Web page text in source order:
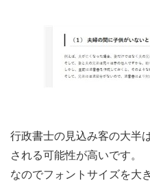
行政書士の見込み客の大半
される可能性が高いです。
なのでフォントサイズを大